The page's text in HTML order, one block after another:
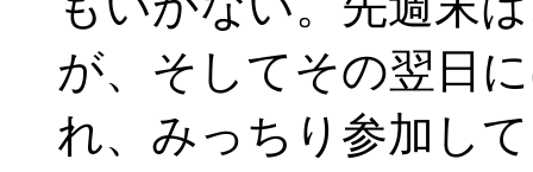
が、そしてその翌日
れ、みっちり参加